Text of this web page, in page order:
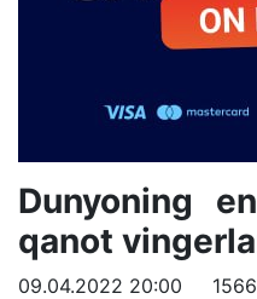
Dunyoning
qanot
09.04.2022 20:00 1566